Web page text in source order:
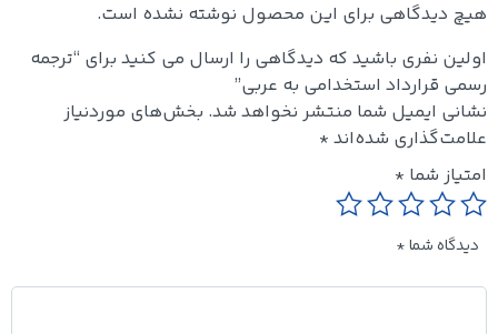
هیچ دیدگاهی برای این محصول نوشته نشده است.
اولین نفری باشید که دیدگاهی را ارسال می کنید برای “ترجمه
رسمی قرارداد استخدامی به عربی”
نشانی ایمیل شما منتشر نخواهد شد.بخش‌های موردنیاز
علامت‌گذاری شده‌اند*
امتیاز شما*
دیدگاه شما*